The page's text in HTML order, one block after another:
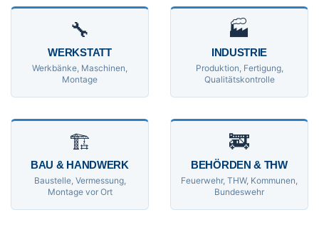
🔧
WERKSTATT
Werkbänke, Maschinen,
Montage
🏭
INDUSTRIE
Produktion, Fertigung,
Qualitätskontrolle
🏗
BAU & HANDWERK
Baustelle, Vermessung,
Montage vor Ort
🚒
BEHÖRDEN & THW
Feuerwehr, THW, Kommunen,
Bundeswehr